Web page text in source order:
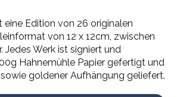
eine Edition von 26 originalen
von 12 x 12cm, zwischen
Jedes Werk ist signiert und
Hahnemühle Papier gefertigt und
goldener Aufhängung geliefert.